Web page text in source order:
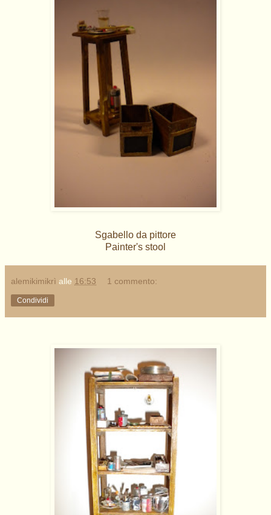
Sgabello da pittore
Painter's stool
alemikimikrì alle 16:53 1 commento:
Condividi